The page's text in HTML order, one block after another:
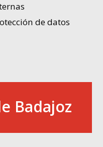
de datos
Badajoz